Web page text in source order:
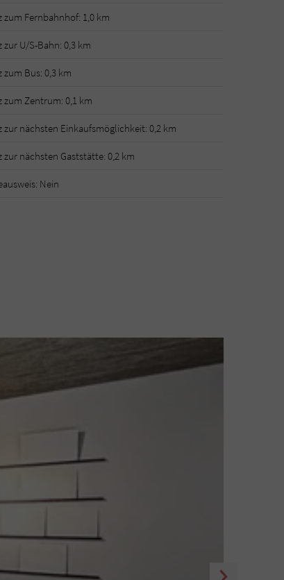
zum Fernbahnhof: 1,0 km
zur U/S-Bahn: 0,3 km
zum Bus: 0,3 km
zum Zentrum: 0,1 km
zur nächsten Einkaufsmöglichkeit: 0,2 km
zur nächsten Gaststätte: 0,2 km
Nein